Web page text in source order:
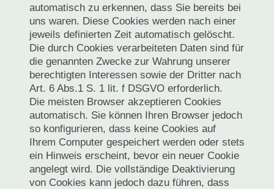
automatisch zu erkennen, dass Sie bereits bei
uns waren. Diese Cookies werden nach einer
jeweils definierten Zeit automatisch gelöscht.
Die durch Cookies verarbeiteten Daten sind für
die genannten Zwecke zur Wahrung unserer
berechtigten Interessen sowie der Dritter nach
Art. 6 Abs.1 S. 1 lit. f DSGVO erforderlich.
Die meisten Browser akzeptieren Cookies
automatisch. Sie können Ihren Browser jedoch
so konfigurieren, dass keine Cookies auf
Ihrem Computer gespeichert werden oder stets
ein Hinweis erscheint, bevor ein neuer Cookie
angelegt wird. Die vollständige Deaktivierung
von Cookies kann jedoch dazu führen, dass